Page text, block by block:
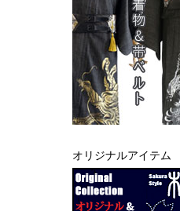
オリジナルアイテム